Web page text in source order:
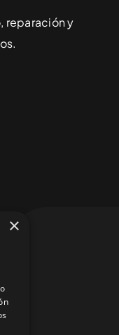
reparación y
×